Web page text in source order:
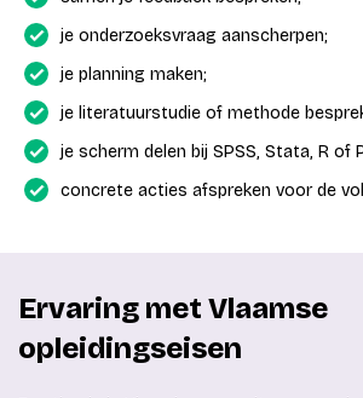
je onderzoeksvraag aanscherpen;
je planning maken;
je literatuurstudie of methode
je scherm delen bij SPSS, Stata, R of
concrete acties afspreken voor de
Ervaring met Vlaamse
opleidingseisen